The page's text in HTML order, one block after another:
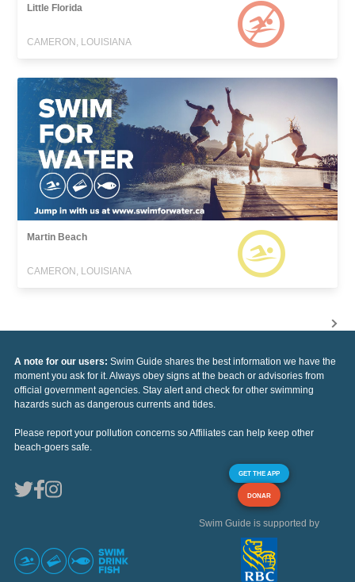
Little Florida
CAMERON, LOUISIANA
Martin Beach
CAMERON, LOUISIANA
A note for our users: Swim Guide shares the best information we have the
moment you ask for it. Always obey signs at the beach or advisories from
official government agencies. Stay alert and check for other swimming
hazards such as dangerous currents and tides.
Please report your pollution concerns so Affiliates can help keep other
beach-goers safe.
GET THE APP
DONAR
Swim Guide is supported by